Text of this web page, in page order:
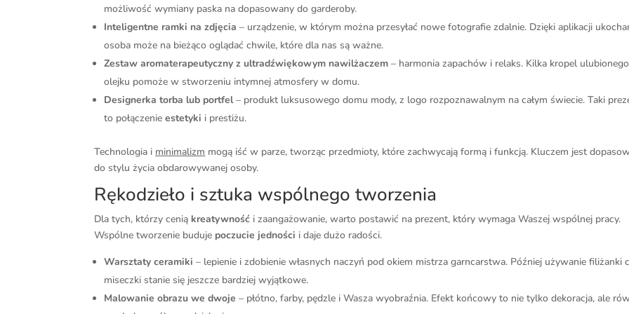
możliwość wymiany paska na dopasowany do garderoby.
Inteligentne ramki na zdjęcia – urządzenie, w którym można przesyłać nowe fotografie zdalnie. Dzięki aplikacji
osoba może na bieżąco oglądać chwile, które dla nas są ważne.
Zestaw aromaterapeutyczny z ultradźwiękowym nawilżaczem – harmonia zapachów i relaks. Kilka kropel ulubionego
olejku pomoże w stworzeniu intymnej atmosfery w domu.
Designerka torba lub portfel– produkt luksusowego domu mody, z logo rozpoznawalnym na całym świecie. Taki
to połączenieestetyki i prestiżu.
Technologia i minimalizm mogą iść w parze, tworząc przedmioty, które zachwycają formą i funkcją. Kluczem jest
do stylu życia obdarowywanej osoby.
Rękodzieło i sztuka wspólnego tworzenia
Dla tych, którzy cenią kreatywność i zaangażowanie, warto postawić na prezent, który wymaga Waszej wspólnej pracy.
Wspólne tworzenie buduje poczucie jedności i daje dużo radości.
Warsztaty ceramiki – lepienie i zdobienie własnych naczyń pod okiem mistrza garncarstwa. Później używanie filiżanki
miseczki stanie się jeszcze bardziej wyjątkowe.
Malowanie obrazu we dwoje – płótno, farby, pędzle i Wasza wyobraźnia. Efekt końcowy to nie tylko dekoracja, ale